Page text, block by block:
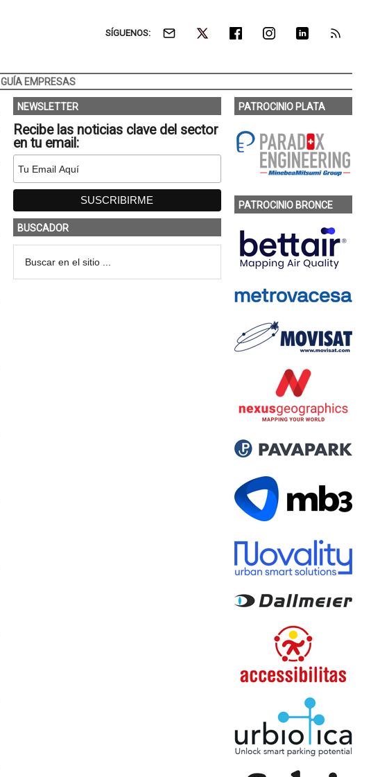
SÍGUENOS:
GUÍA EMPRESAS
NEWSLETTER
Recibe las noticias clave del sector
en tu email:
BUSCADOR
PATROCINIO PLATA
PATROCINIO BRONCE